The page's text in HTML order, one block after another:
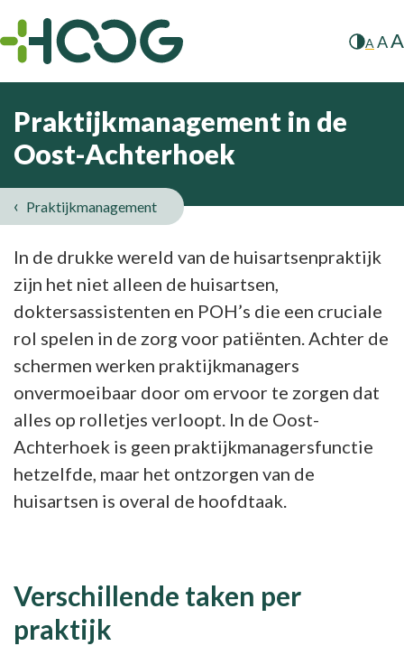
A AA
Praktijkmanagement in de
Oost-Achterhoek
Praktijkmanagement
Praktijkmanagement
in
de
Oost-
Achterhoek
In de drukke wereld van de huisartsenpraktijk
zijn het niet alleen de huisartsen,
doktersassistenten en POH’s die een cruciale
rol spelen in de zorg voor patiënten. Achter de
schermen werken praktijkmanagers
onvermoeibaar door om ervoor te zorgen dat
alles op rolletjes verloopt. In de Oost-
Achterhoek is geen praktijkmanagersfunctie
hetzelfde, maar het ontzorgen van de
huisartsen is overal de hoofdtaak.
Verschillende taken per
praktijk